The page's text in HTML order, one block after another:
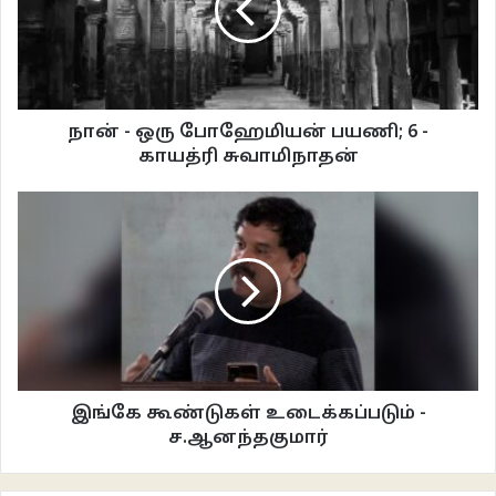
நாட்டுலதான் கொரோனா அதிகமா பரவுதாமே? நீ ரொம்ப சூதானமா இருடா.’
பக்கத்து வீட்டு மணி அக்கா பேசிட்டு இருக்கப்ப அப்பாயி அழுவுற சத்தம்
கேட்டுட்டே இருந்தது. ‘சரிக்கா, நான் அப்பறம் பேசுறேன்’னு சொல்லிட்டு போன
கட் பண்ணிட்டேன். அப்பாயி அழுவுறத என்னால தாங்கிக்க முடியல. இந்த உசுரு
உனக்காகத்தான் ஊசலாடிட்டு கிடக்குது சாமின்னு என் காதுல விழுந்த கடைசி
வார்த்தை. அந்த தழுதழுத்த குரல்ல அப்பாயி உடம்பும் மனசும் தளர்ந்து, தள்ளாடி
தவிக்கிறது நல்லா தெரிஞ்சது. கடைசி காலத்துல அப்பாயிய கவனிக்க வேண்டிய
கடமை, கவலை என்னை வாட்டி எடுக்குது. கள்ளங்கபடம் துளியும் இல்லாத என்
அப்பாயி காலமெல்லாம் கூலிக்கு மாரடிச்சது எனக்காகத்தான். எந்த காடு
கரையில கூலிக்கு மாரடிச்சதோ அதே இடத்துல அப்பாயி பேர்ல ஒரு சென்ட்
நிலமாவது சொந்தமா வாங்கனும்னு வெறி. ஒரு வழியா காசு சேத்துட்டேன். ஆனா,
ஊருக்கு போக வழியில்லாம மாட்டிகிட்டேன். ஊருக்கு போற நேரத்துல
கொரோனா வந்துருச்சு. இன்னைக்கி, நாளைக்குனு ரெண்டு வருஷம் ஓடிருச்சு,
கொரோனா அலை ஓயல.
சிறப்பு விமானங்கள் இயங்கத் தொடங்கியது. பல போராட்டத்துக்கு பிறகு கத்தார்
நான் - ஒரு போஹேமியன் பயணி; 6 -
காயத்ரி சுவாமிநாதன்
இங்கே கூண்டுகள் உடைக்கப்படும் -
ச.ஆனந்தகுமார்